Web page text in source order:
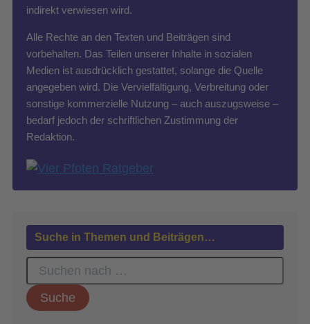
indirekt verwiesen wird.
Alle Rechte an den Texten und Beiträgen sind
vorbehalten. Das Teilen unserer Inhalte in sozialen
Medien ist ausdrücklich gestattet, solange die Quelle
angegeben wird. Die Vervielfältigung, Verbreitung oder
sonstige kommerzielle Nutzung – auch auszugsweise –
bedarf jedoch der schriftlichen Zustimmung der
Redaktion.
Suche in Themen und Beiträgen…
S
c
h